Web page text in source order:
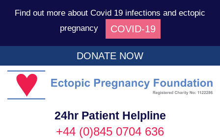
Find out more about Covid 19 infections and ectopic
pregnancy
COVID-19
DONATE NOW
24hr Patient Helpline
+44 (0)845 0704 636